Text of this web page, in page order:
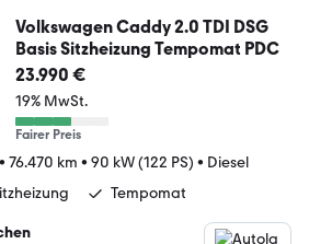
Volkswagen Caddy 2.0 TDI DSG
Basis Sitzheizung Tempomat PDC
23.990 €
19% MwSt.
Fairer Preis
• 76.470 km • 90 kW (122 PS) • Diesel
Tempomat